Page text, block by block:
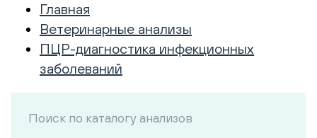
Главная
Ветеринарные анализы
ПЦР-диагностика инфекционных
заболеваний